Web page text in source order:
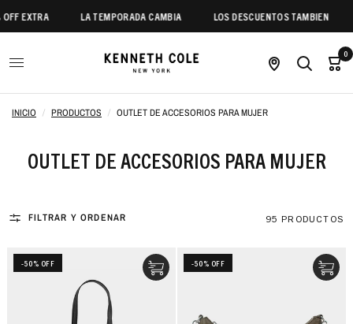
LA TEMPORADA CAMBIA LOS DESCUENTOS TAMBIEN
0
INICIO / PRODUCTOS / OUTLET DE ACCESORIOS PARA MUJER
OUTLET DE ACCESORIOS PARA MUJER
FILTRAR Y ORDENAR 95 PRODUCTOS
-50% OFF -50% OFF